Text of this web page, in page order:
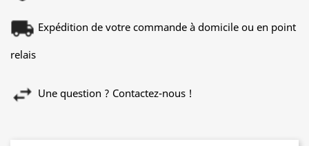
Expédition de votre commande à domicile ou en point
relais
Une question ? Contactez-nous !